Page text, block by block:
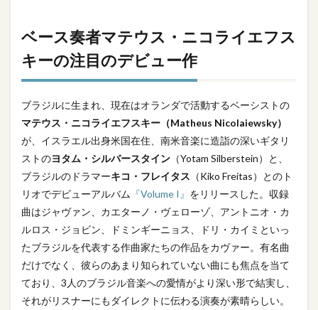
ベース奏者マテウス・ニコライエフス
キーの注目のデビュー作
ブラジルに生まれ、現在はオランダで活動するベーシストの
マテウス・ニコライエフスキー（Matheus Nicolaiewsky）
が、イスラエル出身米国在住、南米音楽に造詣の深いギタリ
ストのヨタム・シルバースタイン （Yotam Silberstein）と、
ブラジルのドラマーキコ・フレイタス （Kiko Freitas）とのト
リオでデビューアルバム 『Volume I』 をリリースした。収録
曲はジャヴァン、カエターノ・ヴェローゾ、アントニオ・カ
ルロス・ジョビン、ドミンギーニョス、ドリ・カイミといっ
たブラジルを代表する作曲家たちの作品をカヴァー。有名曲
だけでなく、彼らのあまり知られていない曲にも焦点を当て
ており、3人のブラジル音楽への愛情がより深い形で結実し、
それがリスナーにもダイレクトに伝わる演奏が素晴らしい。